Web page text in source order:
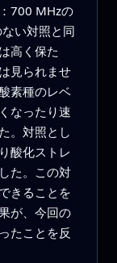
700 MHzの
い対照と同
高く保た
見られませ
素種のレベ
なったり速
。対照とし
酸化ストレ
た。この対
きることを
が、今回の
たことを反